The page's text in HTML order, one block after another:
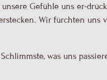
Gefühle uns er-
Wir fürchten uns
was uns